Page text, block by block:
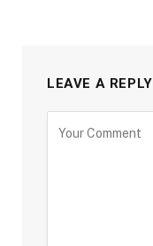
LEAVE A REPLY